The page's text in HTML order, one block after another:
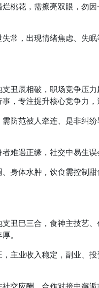
烂桃花，需擦亮双眼，勿
常 ，出现情绪焦虑、失
丑辰相破， 职场竞争压
，专注提升核心竞争力
需防范被人牵连、是非纠
者难遇正缘，社交中易生
身体水肿 ，饮食需控制
丑巳三合， 食神主技艺
。
，主业收入稳定，副业、